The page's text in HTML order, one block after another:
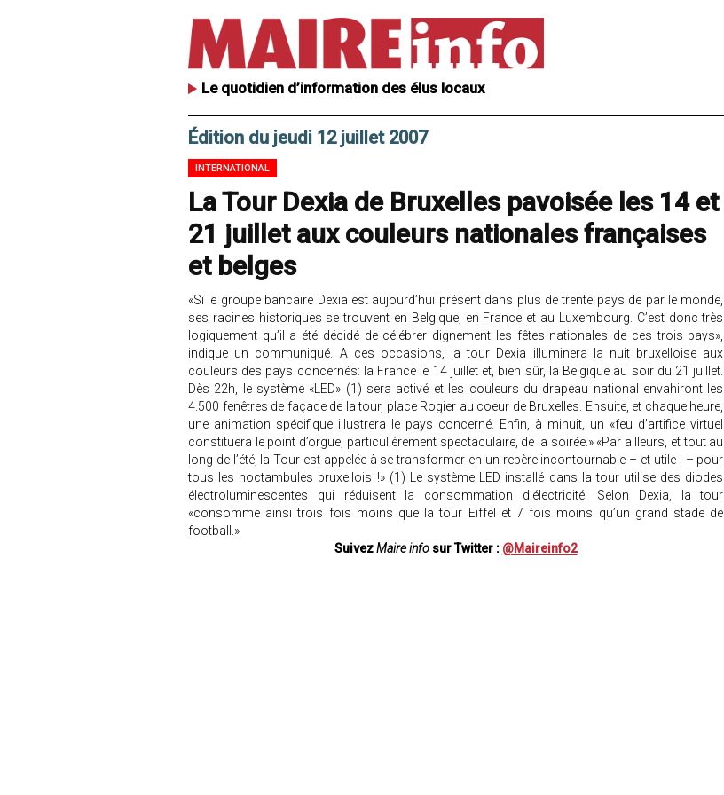
Le quotidien d’information des élus locaux
Édition du jeudi 12 juillet 2007
INTERNATIONAL
La Tour Dexia de Bruxelles pavoisée les 14 et
21 juillet aux couleurs nationales françaises
et belges
«Si le groupe bancaire Dexia est aujourd’hui présent dans plus de trente pays de par le monde,
ses racines historiques se trouvent en Belgique, en France et au Luxembourg. C’est donc très
logiquement qu’il a été décidé de célébrer dignement les fêtes nationales de ces trois pays»,
indique un communiqué. A ces occasions, la tour Dexia illuminera la nuit bruxelloise aux
couleurs des pays concernés: la France le 14 juillet et, bien sûr, la Belgique au soir du 21 juillet.
Dès 22h, le système «LED» (1) sera activé et les couleurs du drapeau national envahiront les
4.500 fenêtres de façade de la tour, place Rogier au coeur de Bruxelles. Ensuite, et chaque heure,
une animation spécifique illustrera le pays concerné. Enfin, à minuit, un «feu d’artifice virtuel
constituera le point d’orgue, particulièrement spectaculaire, de la soirée.» «Par ailleurs, et tout au
long de l’été, la Tour est appelée à se transformer en un repère incontournable – et utile ! – pour
tous les noctambules bruxellois !» (1) Le système LED installé dans la tour utilise des diodes
électroluminescentes qui réduisent la consommation d’électricité. Selon Dexia, la tour
«consomme ainsi trois fois moins que la tour Eiffel et 7 fois moins qu’un grand stade de
football.»
SuivezMaire infosur Twitter : @Maireinfo2